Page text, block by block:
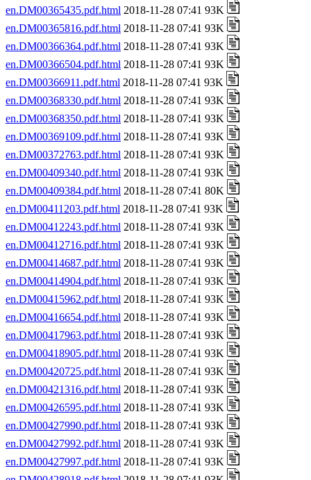
en.DM00365435.pdf.html 2018-11-28 07:41 93K
en.DM00365816.pdf.html 2018-11-28 07:41 93K
en.DM00366364.pdf.html 2018-11-28 07:41 93K
en.DM00366504.pdf.html 2018-11-28 07:41 93K
en.DM00366911.pdf.html 2018-11-28 07:41 93K
en.DM00368330.pdf.html 2018-11-28 07:41 93K
en.DM00368350.pdf.html 2018-11-28 07:41 93K
en.DM00369109.pdf.html 2018-11-28 07:41 93K
en.DM00372763.pdf.html 2018-11-28 07:41 93K
en.DM00409340.pdf.html 2018-11-28 07:41 93K
en.DM00409384.pdf.html 2018-11-28 07:41 80K
en.DM00411203.pdf.html 2018-11-28 07:41 93K
en.DM00412243.pdf.html 2018-11-28 07:41 93K
en.DM00412716.pdf.html 2018-11-28 07:41 93K
en.DM00414687.pdf.html 2018-11-28 07:41 93K
en.DM00414904.pdf.html 2018-11-28 07:41 93K
en.DM00415962.pdf.html 2018-11-28 07:41 93K
en.DM00416654.pdf.html 2018-11-28 07:41 93K
en.DM00417963.pdf.html 2018-11-28 07:41 93K
en.DM00418905.pdf.html 2018-11-28 07:41 93K
en.DM00420725.pdf.html 2018-11-28 07:41 93K
en.DM00421316.pdf.html 2018-11-28 07:41 93K
en.DM00426595.pdf.html 2018-11-28 07:41 93K
en.DM00427990.pdf.html 2018-11-28 07:41 93K
en.DM00427992.pdf.html 2018-11-28 07:41 93K
en.DM00427997.pdf.html 2018-11-28 07:41 93K